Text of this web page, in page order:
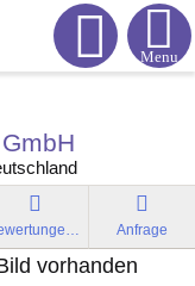
Menu
Bewertungen Anfrage